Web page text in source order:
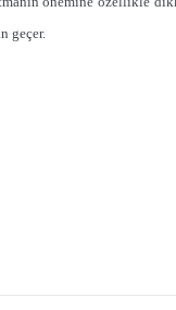
geçer.